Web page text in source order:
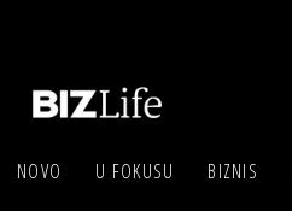
NOVO U FOKUSU BIZNIS